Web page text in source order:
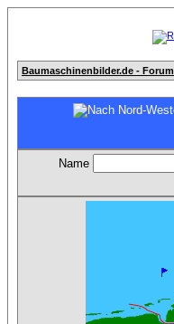
Baumaschinenbilder.de - Forum
Name